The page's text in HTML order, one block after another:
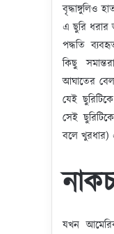
বৃদ্ধাঙ্গুলিও
এ ছুরি ধরার
পদ্ধতি
কিছু
আঘাতের
যেই
সেই
বলে খুরধার)
যখন